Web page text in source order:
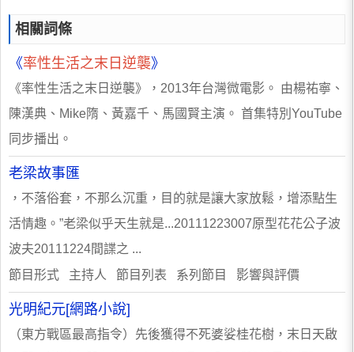
相關詞條
《率性生活之末日逆襲》
《率性生活之末日逆襲》，2013年台灣微電影。 由楊祐寧、
陳漢典、Mike隋、黃嘉千、馬國賢主演。 首集特別YouTube
同步播出。
老梁故事匯
，不落俗套，不那么沉重，目的就是讓大家放鬆，增添點生
活情趣。”老梁似乎天生就是...20111223007原型花花公子波
波夫20111224間諜之 ...
節目形式 主持人 節目列表 系列節目 影響與評價
光明紀元[網路小說]
（東方戰區最高指令）先後獲得不死婆娑桂花樹，末日天啟